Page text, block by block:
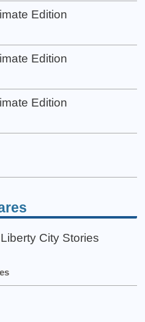
Edition
Edition
Edition
City Stories